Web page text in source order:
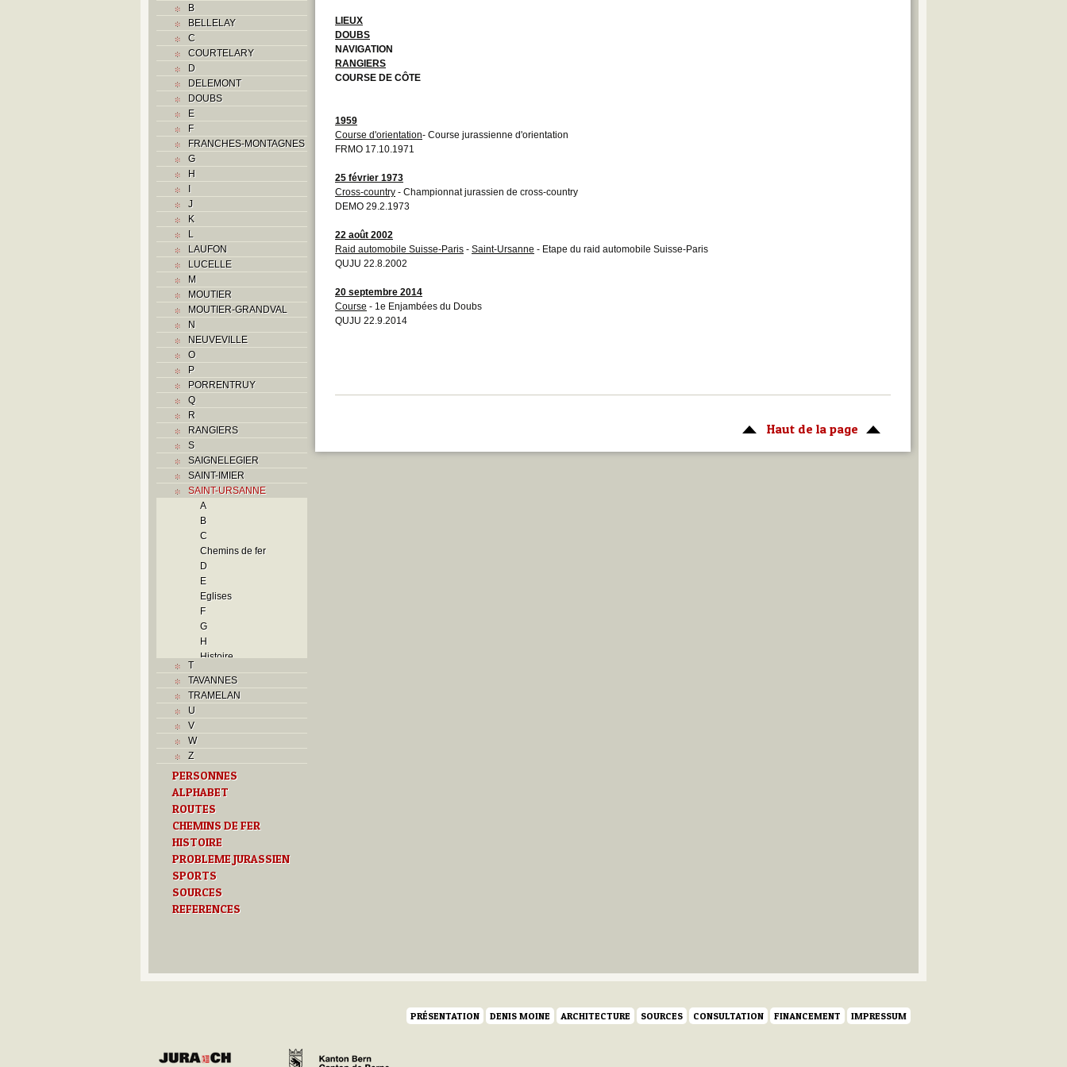
B
BELLELAY
C
COURTELARY
D
DELEMONT
DOUBS
E
F
FRANCHES-MONTAGNES
G
H
I
J
K
L
LAUFON
LUCELLE
M
MOUTIER
MOUTIER-GRANDVAL
N
NEUVEVILLE
O
P
PORRENTRUY
Q
R
RANGIERS
S
SAIGNELEGIER
SAINT-IMIER
SAINT-URSANNE
A
B
C
Chemins de fer
D
E
Eglises
F
G
H
Histoire
J
L
R
S
T
Textes
U
T
TAVANNES
TRAMELAN
U
V
W
Z
PERSONNES
ALPHABET
ROUTES
CHEMINS DE FER
HISTOIRE
PROBLEME JURASSIEN
SPORTS
SOURCES
REFERENCES
LIEUX
DOUBS
NAVIGATION
RANGIERS
COURSE DE CÔTE
1959
Course d'orientation- Course jurassienne d'orientation
FRMO 17.10.1971
25 février 1973
Cross-country - Championnat jurassien de cross-country
DEMO 29.2.1973
22 août 2002
Raid automobile Suisse-Paris - Saint-Ursanne - Etape du raid automobile Suisse-Paris
QUJU 22.8.2002
20 septembre 2014
Course - 1e Enjambées du Doubs
QUJU 22.9.2014
Haut de la page
PRÉSENTATION DENIS MOINE ARCHITECTURE SOURCES CONSULTATION FINANCEMENT IMPRESSUM